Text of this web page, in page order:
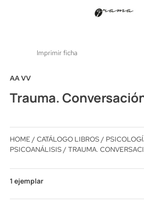
Imprimir ficha
AA VV
Trauma.
HOME / CATÁLOGO LIBROS /
PSICOANÁLISIS / TRAUMA.
1 ejemplar